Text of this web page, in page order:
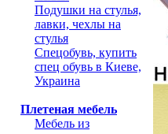
Подушки на стулья,
лавки, чехлы на
стулья
Спецобувь, купить
спец обувь в Киеве,
Украина
Плетеная мебель
Мебель из